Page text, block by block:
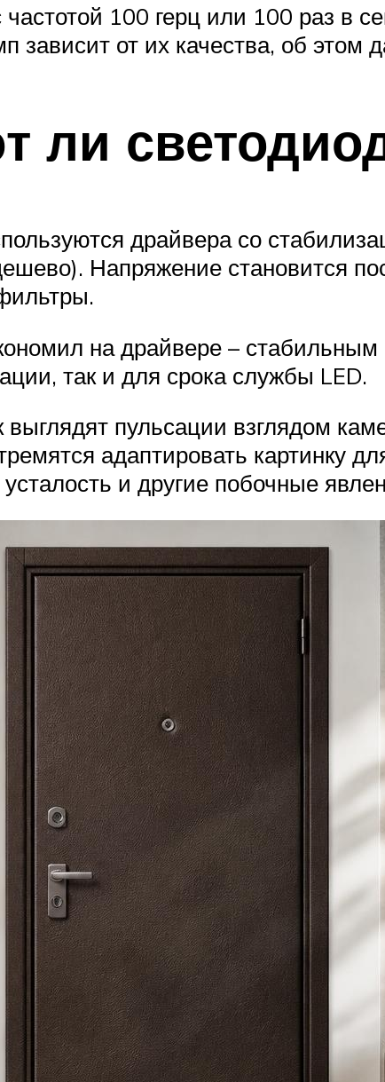
100 герц или 100 раз в
зависит от их качества, об этом
ли
драйвера со
Напряжение становится
на драйвере –
так и для срока службы LED.
пульсации взглядом
адаптировать картинку
и другие побочные